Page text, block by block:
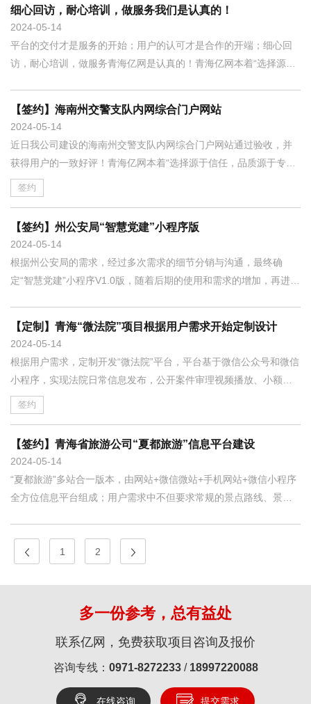
05-14
2024
细心回访，耐心培训，做服务我们是认真的！
平台的交付才是服务的开始；用户的认可才是合作的开端；细心回
访，耐心培训，做服务青海亿网是认真的！青海亿网本着“选择源于
05-14
2024
【签约】海南州交警支队内网综合门户网站
近日我公司建设的海南州交警支队内网综合门户网站通过验收，并
获得用户的一致好评！青海亿网本着“选择源于信任，品质源于专
业，服务重在细节，诚信铸就品牌。”的理念，旨在让我们的客户享
受优良的品质和贴心的服务！
签约
05-14
2024
【签约】州公安局“智慧党建”小程序版
根据州公安局的需求，经过多次需求的细节分销与沟通，最终确
定“智慧党建”小程序V1.0版，随着后期的使用和需求的增加，再进行
生活会、后台管理、批量数据导入等全动态模块功能。平台前台采
05-14
2024
【定制】青海“微法院”项目根据用户需求开始定制设计
根据用户需求，定制开发“微法院”平台，平台基于微信公众号和微信
小程序，实现法院日常信息发布，公开案件审理视频播放、小额费
用在线缴纳，政策法规在线查询、党建小程序等功能，目前“微法
院”平台进行定制设计中。设计界面初稿：
签约
05-14
2024
【签约】青海省旅游公司“夏都旅游”信息平台建设
“夏都旅游”多站合一版本，由网站+微信微站+手机网站+微信小程序
全方位信息平台组成；用户需求中不但要求常规的景点路线、景点
等功能；青海亿网细化用户需求，结合公司实际情况及青海地方特
SEO优化，更方便各大搜索引擎收录，搜索排名靠前！系统目前内
测中，相信这个夏天会为用户公司带来更多的收益！平台设计初
1 2
多一份参考，总有益处
联系亿网，免费获取项目咨询及报价
咨询专线： 0971-8272233/ 18997220088
在线咨询 提交需求